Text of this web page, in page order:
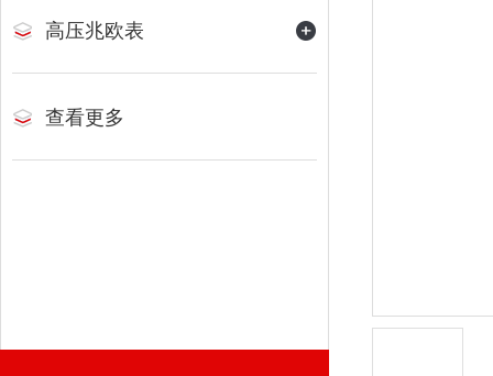
高压兆欧表
查看更多